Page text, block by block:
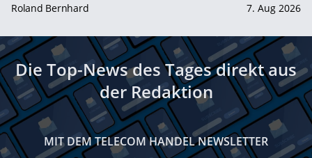
Roland Bernhard 7. Aug 2026
Die Top-News des Tages direkt aus
der Redaktion
MIT DEM TELECOM HANDEL NEWSLETTER